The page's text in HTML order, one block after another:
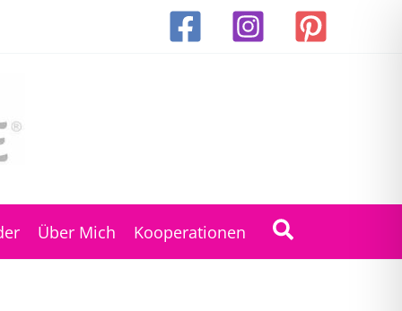
Über Mich Kooperationen Suchen